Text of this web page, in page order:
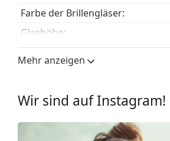
mit einem Stoffbeutel anstelle
Entdecken Sie das gesamte
Farbe der Brillengläser:
Glashöhe:
Glasbreite:
Brillenfassungen
Mehr anzeigen
Wir sind auf Instagram!